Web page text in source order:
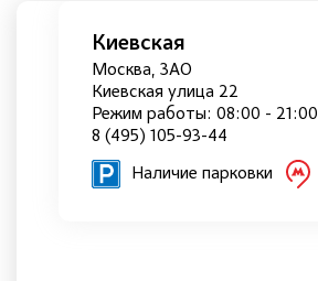
Киевская
Москва, ЗАО
Киевская улица 22
Режим работы: 08:00 - 21:00
8 (495) 105-93-44
Наличие парковки